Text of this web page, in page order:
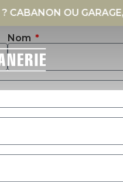
OU GARAGE,
Nom